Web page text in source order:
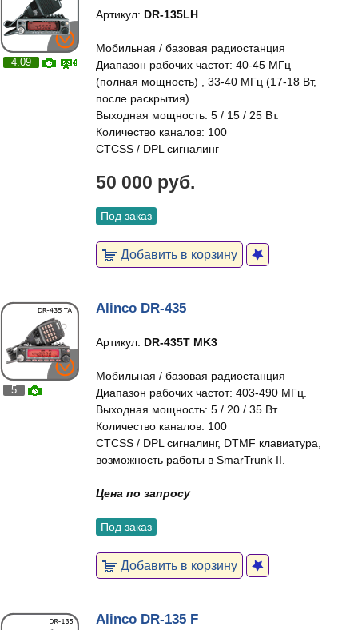
4.09
Артикул: DR-135LH
Мобильная / базовая радиостанция
Диапазон рабочих частот: 40-45 МГц
(полная мощность) , 33-40 МГц (17-18 Вт,
после раскрытия).
Выходная мощность: 5 / 15 / 25 Вт.
Количество каналов: 100
CTCSS / DPL сигналинг
50 000 руб.
Под заказ
Добавить в корзину
5
Alinco DR-435
Артикул: DR-435T MK3
Мобильная / базовая радиостанция
Диапазон рабочих частот: 403-490 МГц.
Выходная мощность: 5 / 20 / 35 Вт.
Количество каналов: 100
CTCSS / DPL сигналинг, DTMF клавиатура,
возможность работы в SmarTrunk II.
Цена по запросу
Под заказ
Добавить в корзину
Alinco DR-135 F